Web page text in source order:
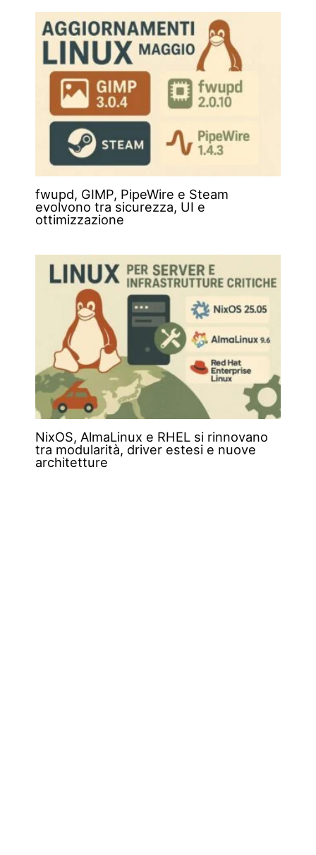
fwupd, GIMP, PipeWire e Steam
evolvono tra sicurezza, UI e
ottimizzazione
NixOS, AlmaLinux e RHEL si rinnovano
tra modularità, driver estesi e nuove
architetture